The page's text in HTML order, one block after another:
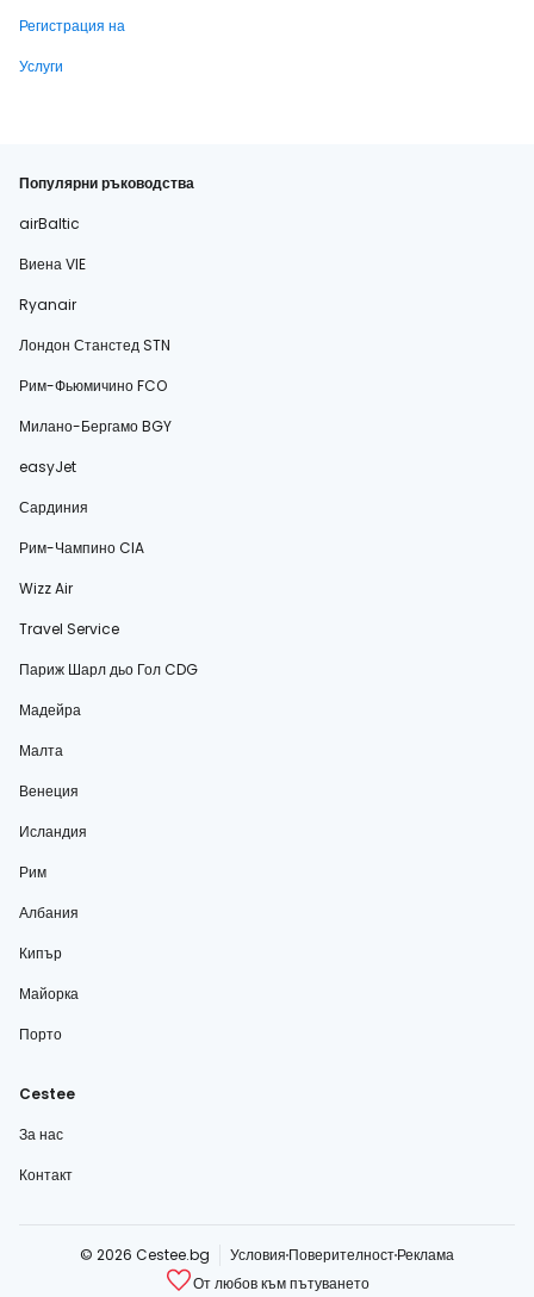
Регистрация на
Услуги
Популярни ръководства
airBaltic
Виена VIE
Ryanair
Лондон Станстед STN
Рим-Фьюмичино FCO
Милано-Бергамо BGY
easyJet
Сардиния
Рим-Чампино CIA
Wizz Air
Travel Service
Париж Шарл дьо Гол CDG
Мадейра
Малта
Венеция
Исландия
Рим
Албания
Кипър
Майорка
Порто
Cestee
За нас
Контакт
© 2026 Cestee.bg Условия ПоверителностРеклама
От любов към пътуването